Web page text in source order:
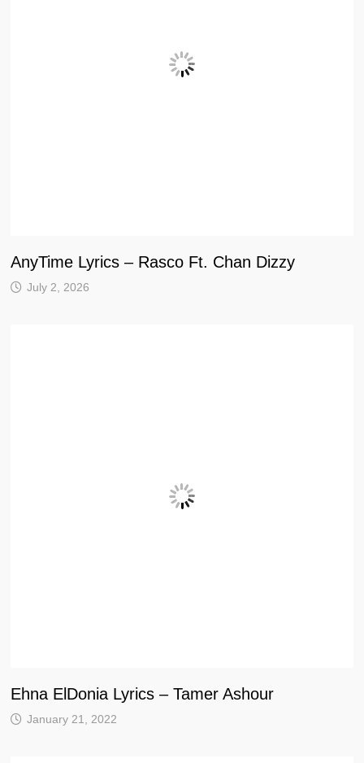
AnyTime Lyrics – Rasco Ft. Chan Dizzy
July 2, 2026
Ehna ElDonia Lyrics – Tamer Ashour
January 21, 2022